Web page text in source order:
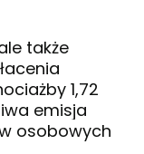
także
1,72
emisja
osobowych